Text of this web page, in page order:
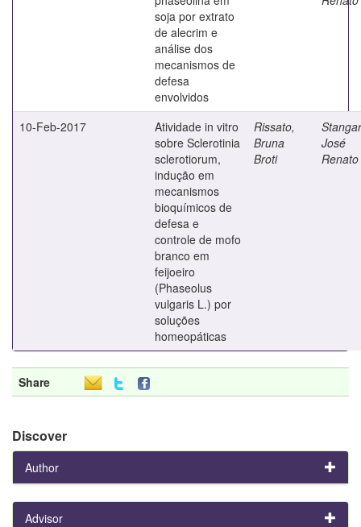
soja por extrato
de alecrim e
análise dos
mecanismos de
defesa
envolvidos
10-Feb-2017
Atividade in vitro
sobre Sclerotinia
sclerotiorum,
indução em
mecanismos
bioquímicos de
defesa e
controle de mofo
branco em
feijoeiro
(Phaseolus
vulgaris L.) por
soluções
homeopáticas
Rissato,
Bruna
Broti
José
Renato
Share
Discover
Author
Advisor